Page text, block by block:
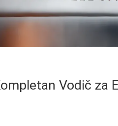
Vodič za